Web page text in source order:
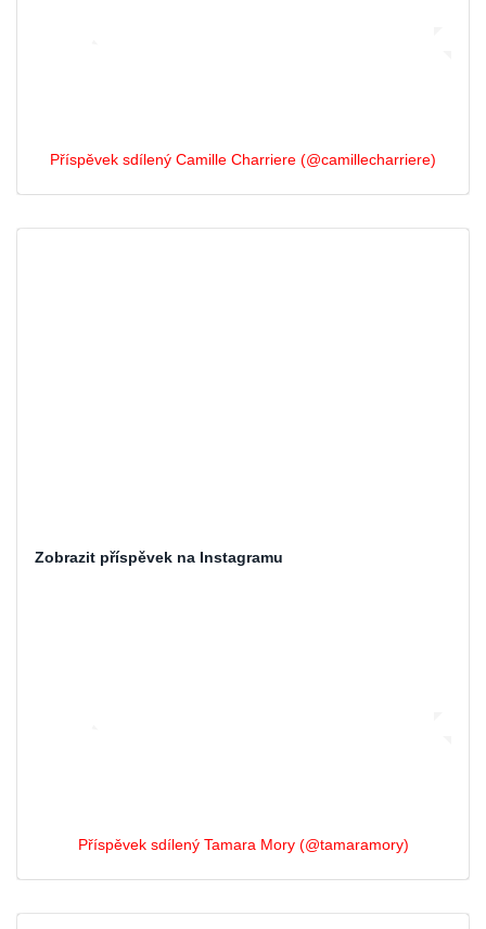
Příspěvek sdílený Camille Charriere (@camillecharriere)
Zobrazit příspěvek na Instagramu
Příspěvek sdílený Tamara Mory (@tamaramory)